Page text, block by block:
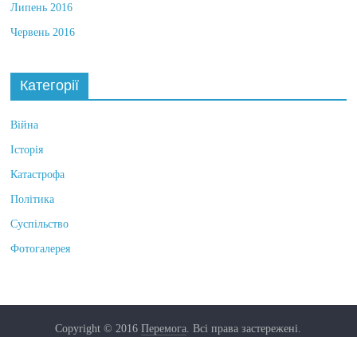
Липень 2016
Червень 2016
Категорії
Війна
Історія
Катастрофа
Політика
Суспільство
Фотогалерея
Copyright © 2016Перемога . Всі права застережені.